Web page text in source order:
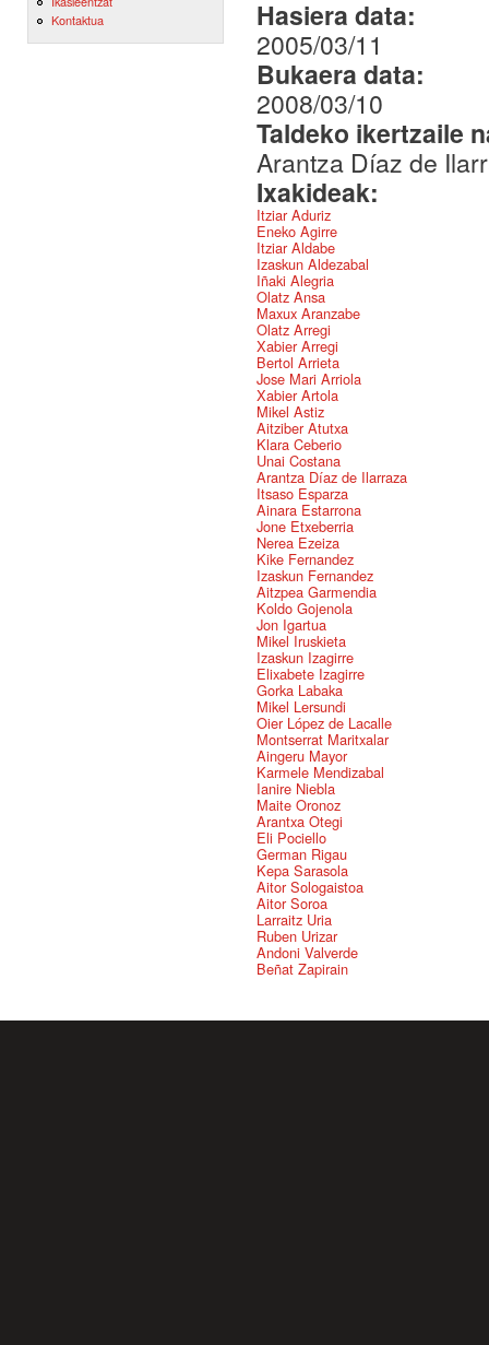
Kontaktua
Hasiera data:
2005/03/11
Bukaera data:
2008/03/10
Taldeko ikertzaile
Arantza Díaz de
Ixakideak:
Itziar Aduriz
Eneko Agirre
Itziar Aldabe
Izaskun Aldezabal
Iñaki Alegria
Olatz Ansa
Maxux Aranzabe
Olatz Arregi
Xabier Arregi
Bertol Arrieta
Jose Mari Arriola
Xabier Artola
Mikel Astiz
Aitziber Atutxa
Klara Ceberio
Unai Costana
Arantza Díaz de Ilarraza
Itsaso Esparza
Ainara Estarrona
Jone Etxeberria
Nerea Ezeiza
Kike Fernandez
Izaskun Fernandez
Aitzpea Garmendia
Koldo Gojenola
Jon Igartua
Mikel Iruskieta
Izaskun Izagirre
Elixabete Izagirre
Gorka Labaka
Mikel Lersundi
Oier López de Lacalle
Montserrat Maritxalar
Aingeru Mayor
Karmele Mendizabal
Ianire Niebla
Maite Oronoz
Arantxa Otegi
Eli Pociello
German Rigau
Kepa Sarasola
Aitor Sologaistoa
Aitor Soroa
Larraitz Uria
Ruben Urizar
Andoni Valverde
Beñat Zapirain